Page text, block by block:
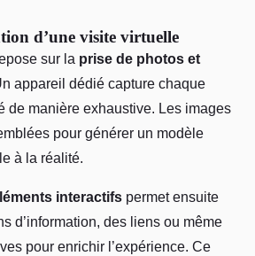
d’une visite virtuelle
sur la prise de photos et
appareil dédié capture chaque
de manière exhaustive. Les images
pour générer un modèle
à la réalité.
interactifs permet ensuite
d’information, des liens ou même
pour enrichir l’expérience. Ce